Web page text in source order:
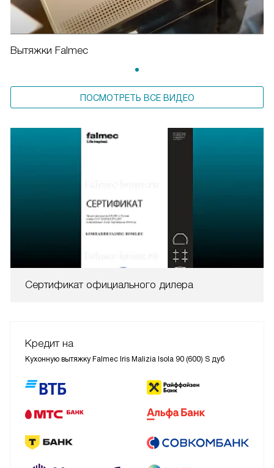
Вытяжки Falmec
ПОСМОТРЕТЬ ВСЕ ВИДЕО
Сертификат официального дилера
Кредит на
Кухонную вытяжку Falmec Iris Malizia Isola 90 (600) S дуб